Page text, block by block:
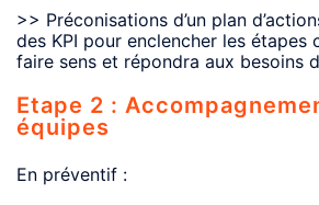
>> Préconisations d’un plan
des KPI pour enclencher les étapes
faire sens et répondra aux besoins
Etape 2 :
équipes
En préventif :